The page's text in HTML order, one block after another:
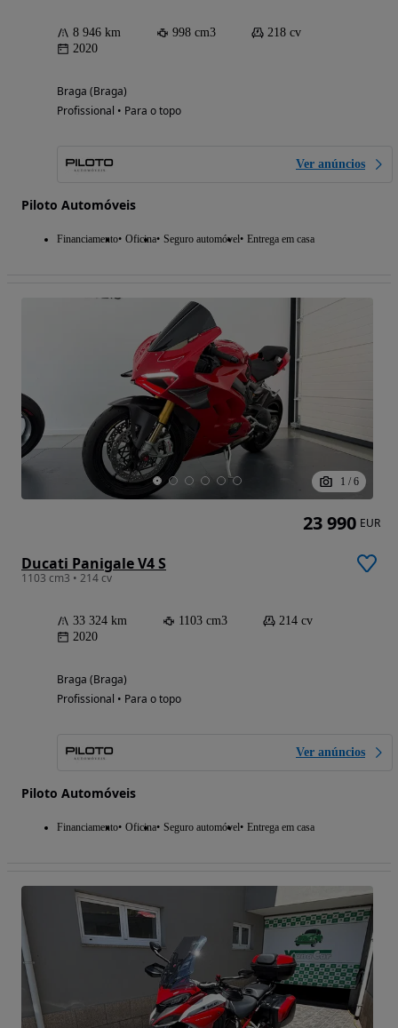
8 946 km 998 cm3
218 cv
2020
Braga (Braga)
Profissional • Para o topo
Ver anúncios
Piloto Automóveis
Financiamento Oficina Seguro automóvel Entrega em casa
1 / 6
Ducati Panigale V4 S
1103 cm3 • 214 cv
33 324 km 1103 cm3
214 cv
2020
Braga (Braga)
Profissional • Para o topo
Ver anúncios
Piloto Automóveis
Financiamento Oficina Seguro automóvel Entrega em casa
23 990 EUR